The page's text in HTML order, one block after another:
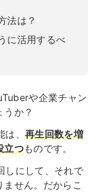
法は？
に活用するべ
や企業チャン
か？
は、再生回数を増
立つものです。
しにして、それで
せん。だからこ